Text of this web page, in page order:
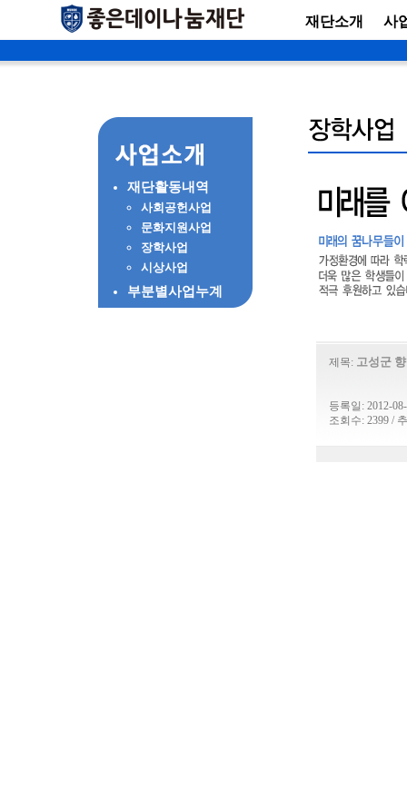
재단소개 사
재단활동내역
사회공헌사업
문화지원사업
장학사업
시상사업
부분별사업누계
제목: 고성군
등록일: 2012-
조회수: 2399 /